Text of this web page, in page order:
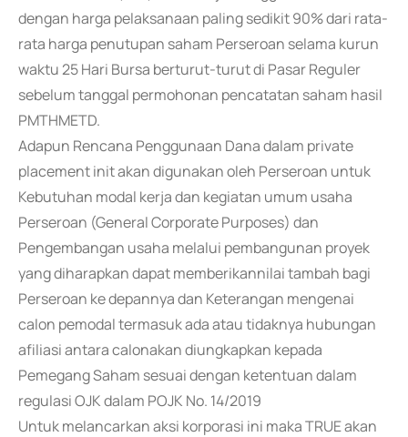
dengan harga pelaksanaan paling sedikit 90% dari rata-
rata harga penutupan saham Perseroan selama kurun
waktu 25 Hari Bursa berturut-turut di Pasar Reguler
sebelum tanggal permohonan pencatatan saham hasil
PMTHMETD.
Adapun Rencana Penggunaan Dana dalam private
placement init akan digunakan oleh Perseroan untuk
Kebutuhan modal kerja dan kegiatan umum usaha
Perseroan (General Corporate Purposes) dan
Pengembangan usaha melalui pembangunan proyek
yang diharapkan dapat memberikannilai tambah bagi
Perseroan ke depannya dan Keterangan mengenai
calon pemodal termasuk ada atau tidaknya hubungan
afiliasi antara calonakan diungkapkan kepada
Pemegang Saham sesuai dengan ketentuan dalam
regulasi OJK dalam POJK No. 14/2019
Untuk melancarkan aksi korporasi ini maka TRUE akan